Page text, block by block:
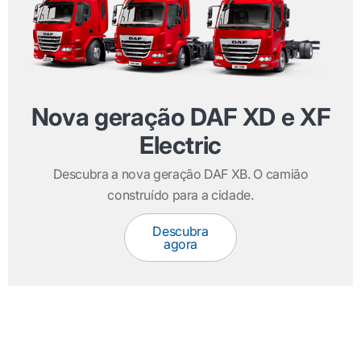
Nova geração DAF XD e XF
Electric
Descubra a nova geração DAF XB. O camião
construído para a cidade.
Descubra
agora